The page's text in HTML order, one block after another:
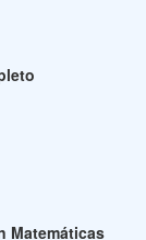
Matemáticas